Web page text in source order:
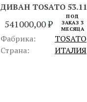
ДИВАН TOSATO 53.11
541000,00₽
ПОД
ЗАКАЗ 3
МЕСЯЦА
Фабрика:
TOSATO
Страна:
ИТАЛИЯ